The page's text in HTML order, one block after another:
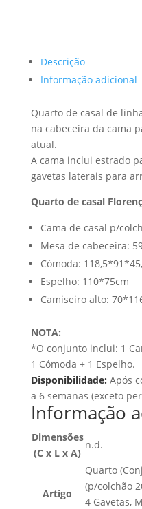
Descrição
Informação adicional
Quarto de casal de
na cabeceira da cama
atual.
A cama inclui estrado
gavetas laterais para
Quarto de casal
Cama de casal p/
Mesa de cabeceira:
Cómoda:
Espelho: 110*75cm
Camiseiro alto:
NOTA:
*O conjunto inclui: 1
1 Cómoda + 1 Espelho.
Disponibilidade: Após
a 6 semanas (exceto
Informação
Dimensões
(C x L x A)
n.d.
Artigo
Quarto
(p/colchão
4 Gavetas,